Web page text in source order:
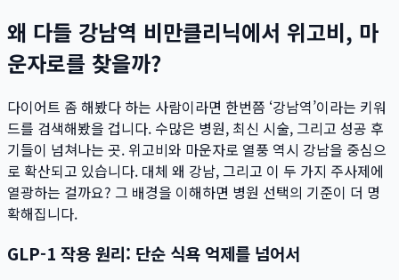
왜 다들 강남역 비만클리닉에서 위고비, 마
운자로를 찾을까?
다이어트 좀 해봤다 하는 사람이라면 한번쯤 ‘강남역’이라는 키워
드를 검색해봤을 겁니다. 수많은 병원, 최신 시술, 그리고 성공 후
기들이 넘쳐나는 곳. 위고비와 마운자로 열풍 역시 강남을 중심으
로 확산되고 있습니다. 대체 왜 강남, 그리고 이 두 가지 주사제에
열광하는 걸까요? 그 배경을 이해하면 병원 선택의 기준이 더 명
확해집니다.
GLP-1 작용 원리: 단순 식욕 억제를 넘어서